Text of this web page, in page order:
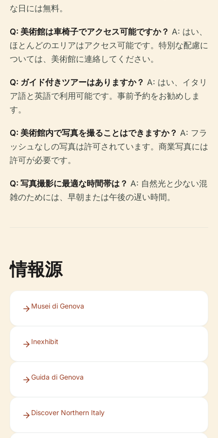
な日には無料。
Q: 美術館は車椅子でアクセス可能ですか？ A: はい、
ほとんどのエリアはアクセス可能です。特別な配慮に
ついては、美術館に連絡してください。
Q: ガイド付きツアーはありますか？ A: はい、イタリ
ア語と英語で利用可能です。事前予約をお勧めしま
す。
Q: 美術館内で写真を撮ることはできますか？ A: フラ
ッシュなしの写真は許可されています。商業写真には
許可が必要です。
Q: 写真撮影に最適な時間帯は？ A: 自然光と少ない混
雑のためには、早朝または午後の遅い時間。
情報源
Musei di Genova
Inexhibit
Guida di Genova
Discover Northern Italy